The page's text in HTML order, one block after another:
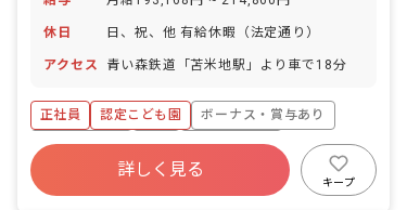
休日 日、祝、他 有給休暇（法定通り）
アクセス 青い森鉄道「苫米地駅」より車で18分
正社員 認定こども園
ボーナス・賞与あり
社会保険完備
有給
福利厚生充実
残業少なめ
昇給昇進あり
詳しく見る
キープ